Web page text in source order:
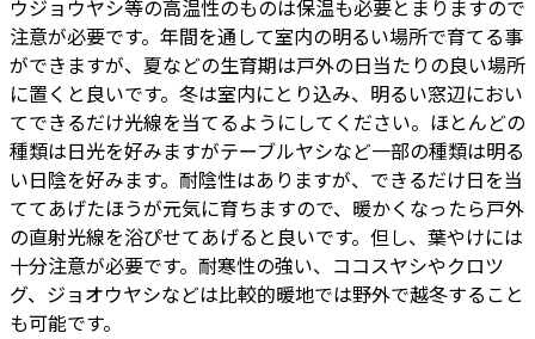
ウジョウヤシ等の高温性のものは保温も必要とまりますので
注意が必要です。年間を通して室内の明るい場所で育てる事
ができますが、夏などの生育期は戸外の日当たりの良い場所
に置くと良いです。冬は室内にとり込み、明るい窓辺におい
てできるだけ光線を当てるようにしてください。ほとんどの
種類は日光を好みますがテーブルヤシなど一部の種類は明る
い日陰を好みます。耐陰性はありますが、できるだけ日を当
ててあげたほうが元気に育ちますので、暖かくなったら戸外
の直射光線を浴ぴせてあげると良いです。但し、葉やけには
十分注意が必要です。耐寒性の強い、ココスヤシやクロツ
グ、ジョオウヤシなどは比較的暖地では野外で越冬すること
も可能です。